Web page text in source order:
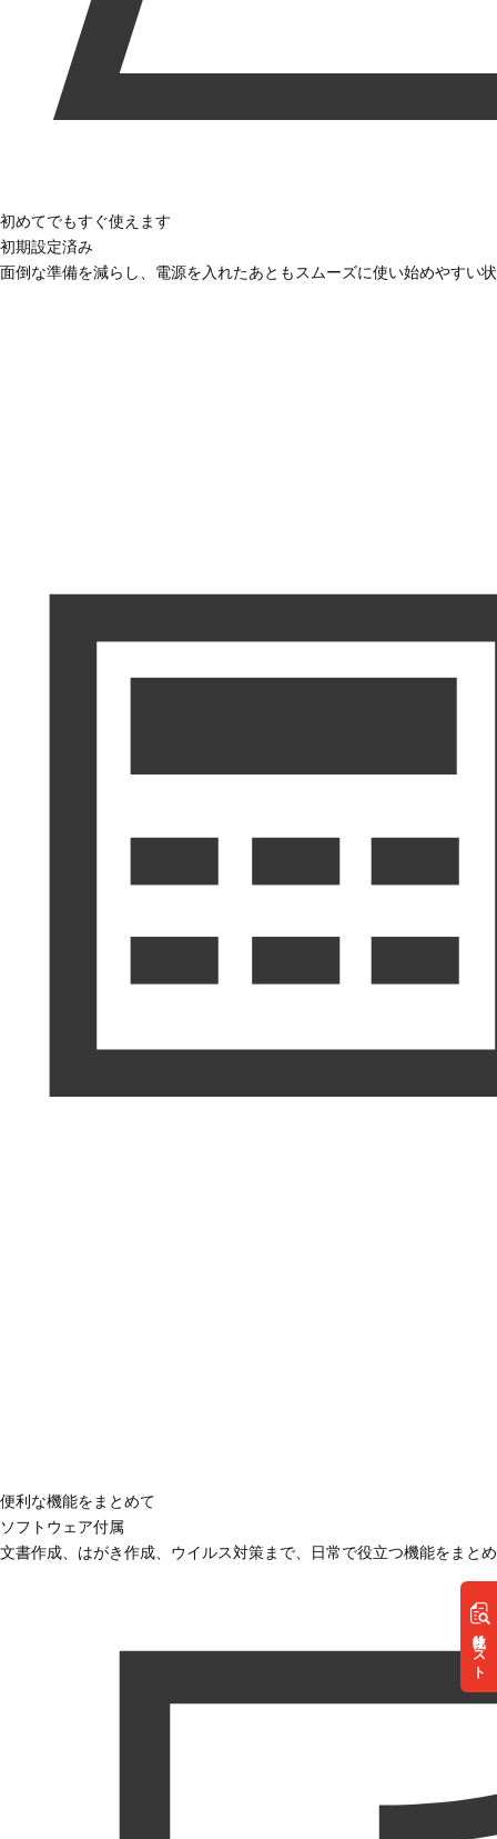
リスト
初めてでもすぐ使えます
初期設定済み
面倒な準備を減らし、電源を入れたあともスムーズに使い始めやすい
便利な機能をまとめて
ソフトウェア付属
文書作成、はがき作成、ウイルス対策まで、日常で役立つ機能をまと